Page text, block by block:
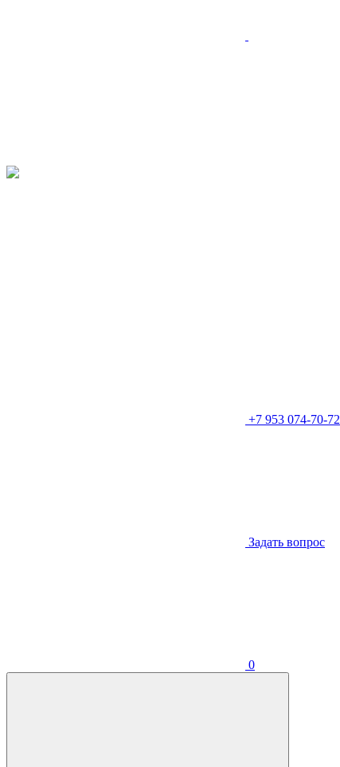
+7 953 074-70-72
Задать вопрос
0